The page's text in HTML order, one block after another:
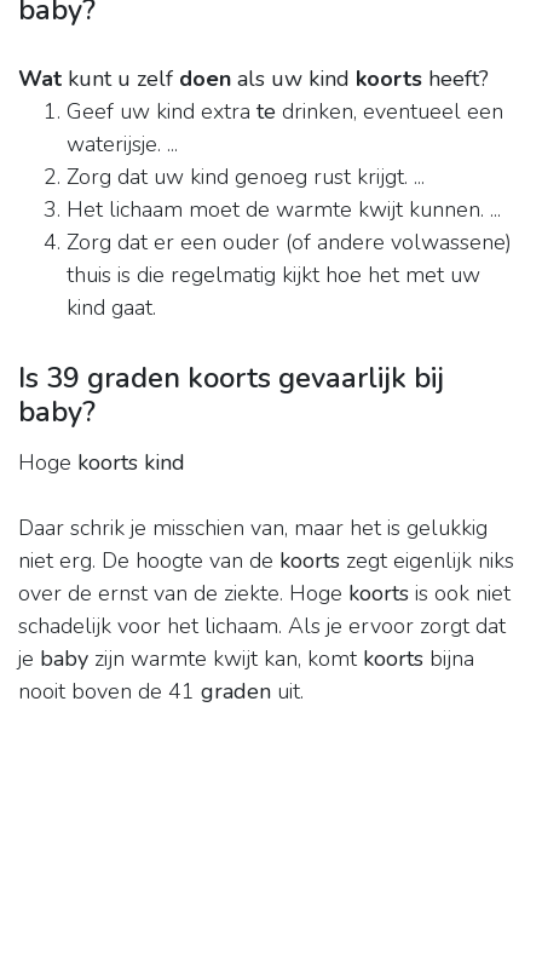
baby?
Wat kunt u zelf doen als uw kind koorts heeft?
Geef uw kind extra te drinken, eventueel een
waterijsje. ...
Zorg dat uw kind genoeg rust krijgt. ...
Het lichaam moet de warmte kwijt kunnen. ...
Zorg dat er een ouder (of andere volwassene)
thuis is die regelmatig kijkt hoe het met uw
kind gaat.
Is 39 graden koorts gevaarlijk bij
baby?
Hoge koorts kind
Daar schrik je misschien van, maar het is gelukkig
niet erg. De hoogte van de koorts zegt eigenlijk niks
over de ernst van de ziekte. Hoge koorts is ook niet
schadelijk voor het lichaam. Als je ervoor zorgt dat
je baby zijn warmte kwijt kan, komt koorts bijna
nooit boven de 41 graden uit.